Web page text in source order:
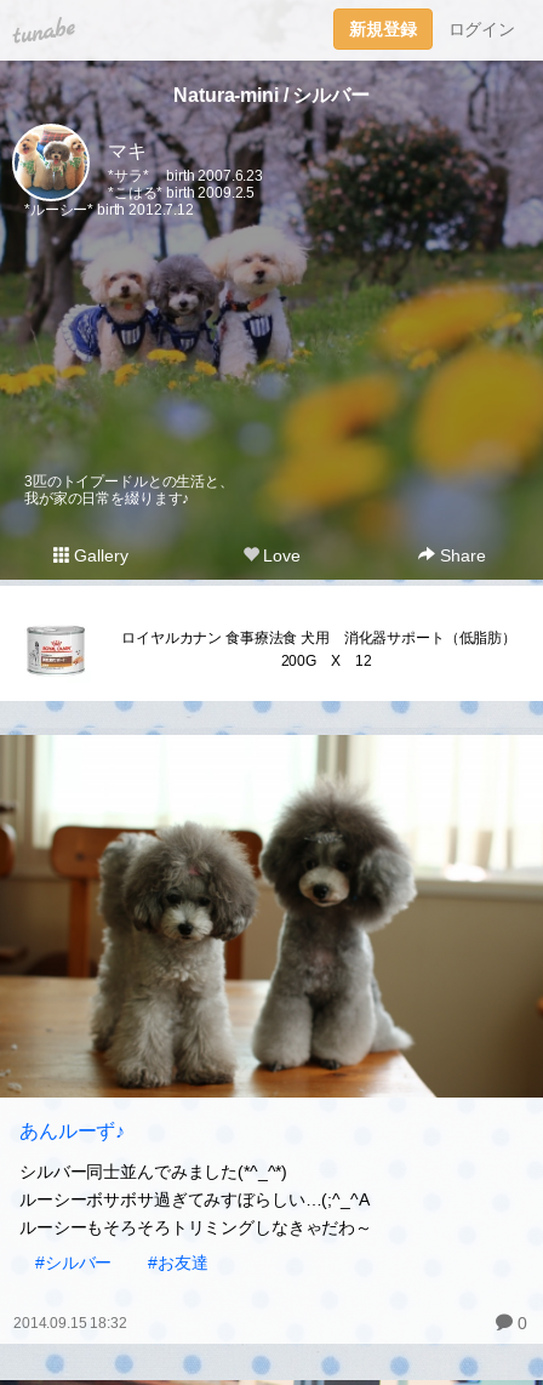
tuna.be 新規登録 ログイン
Natura-mini / シルバー
マキ
*サラ* birth 2007.6.23
*こはる* birth 2009.2.5
*ルーシー* birth 2012.7.12
3匹のトイプードルとの生活と、
我が家の日常を綴ります♪
Gallery Love Share
ロイヤルカナン 食事療法食 犬用 消化器サポート（低脂肪）
200G X 12
あんルーず♪
シルバー同士並んでみました(*^_^*)
ルーシーボサボサ過ぎてみすぼらしい…(;^_^A
ルーシーもそろそろトリミングしなきゃだわ～
#シルバー
#お友達
2014.09.15 18:32 0